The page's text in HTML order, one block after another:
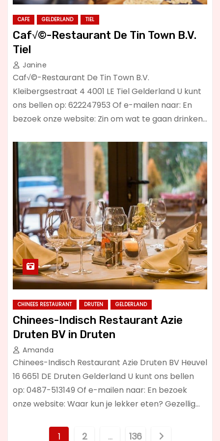
CAFE GELDERLAND TIEL
Caf√©-Restaurant De Tin Town B.V.
Tiel
Janine
Caf√©-Restaurant De Tin Town B.V.
Kleibergsestraat 4 4001 LE Tiel Gelderland U kunt
ons bellen op: 622247953 Of e-mailen naar: En
bezoek onze website: Zin om wat te gaan drinken…
CHINEES RESTAURANT DRUTEN GELDERLAND
Chinees-Indisch Restaurant Azie
Druten BV in Druten
Amanda
Chinees-Indisch Restaurant Azie Druten BV Heuvel
16 6651 DE Druten Gelderland U kunt ons bellen
op: 0487-513149 Of e-mailen naar: En bezoek
onze website: Waar kun je lekker eten? Gezellig…
1 2 … 136